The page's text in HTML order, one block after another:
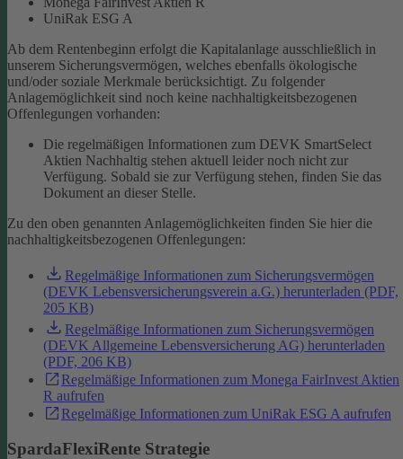
UniRak ESG A
Ab dem Rentenbeginn erfolgt die Kapitalanlage ausschließlich in
unserem Sicherungsvermögen, welches ebenfalls ökologische
und/oder soziale Merkmale berücksichtigt. Zu folgender
Anlagemöglichkeit sind noch keine nachhaltigkeitsbezogenen
Offenlegungen vorhanden:
Die regelmäßigen Informationen zum DEVK SmartSelect
Aktien Nachhaltig stehen aktuell leider noch nicht zur
Verfügung. Sobald sie zur Verfügung stehen, finden Sie das
Dokument an dieser Stelle.
Zu den oben genannten Anlagemöglichkeiten finden Sie hier die
nachhaltigkeitsbezogenen Offenlegungen:
Regelmäßige Informationen zum Sicherungsvermögen
(DEVK Lebensversicherungsverein a.G.) herunterladen (PDF,
205 KB)
Regelmäßige Informationen zum Sicherungsvermögen
(DEVK Allgemeine Lebensversicherung AG) herunterladen
(PDF, 206 KB)
Regelmäßige Informationen zum Monega FairInvest Aktien
R aufrufen
Regelmäßige Informationen zum UniRak ESG A aufrufen
SpardaFlexiRente Strategie